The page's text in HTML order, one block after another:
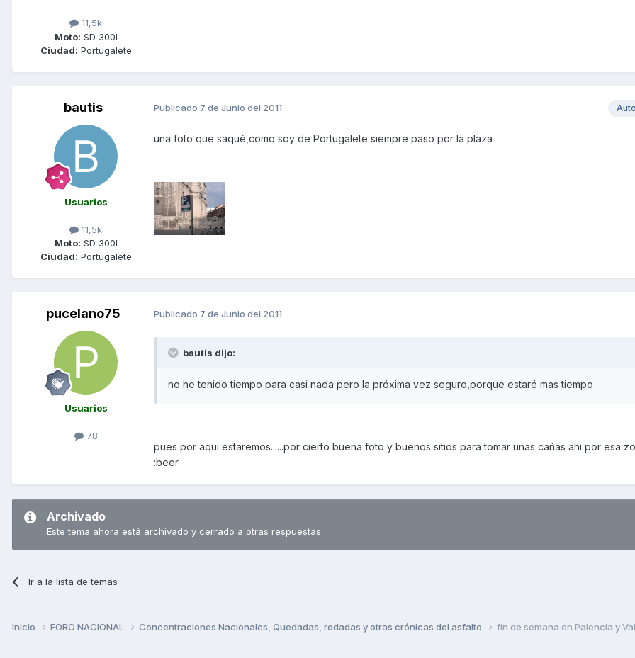
11,5k
Moto: SD 300I
Ciudad: Portugalete
bautis
Usuarios
11,5k
Moto: SD 300I
Ciudad: Portugalete
Publicado 7 de Junio del 2011
una foto que saqué,como soy de Portugalete siempre paso por la plaza
pucelano75
Usuarios
78
Publicado 7 de Junio del 2011
bautis dijo:
no he tenido tiempo para casi nada pero la próxima vez seguro,porque estaré mas tiempo
pues por aqui estaremos......por cierto buena foto y buenos sitios para tomar unas cañas ahi por esa
:beer
Archivado
Este tema ahora está archivado y cerrado a otras respuestas.
Ir a la lista de temas
Inicio FORO NACIONAL Concentraciones Nacionales, Quedadas, rodadas y otras crónicas del asfalto fin de semana en Palencia y